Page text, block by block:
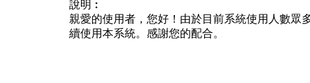
說明︰
親愛的使用者，您好！由於目前系統使用人數眾
續使用本系統。感謝您的配合。